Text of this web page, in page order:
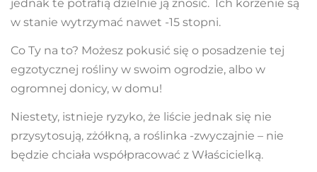
jednak te potrafią dzielnie ją znosić. Ich korzenie są
w stanie wytrzymać nawet -15 stopni.
Co Ty na to? Możesz pokusić się o posadzenie tej
egzotycznej rośliny w swoim ogrodzie, albo w
ogromnej donicy, w domu!
Niestety, istnieje ryzyko, że liście jednak się nie
przysytosują, zżółkną, a roślinka -zwyczajnie – nie
będzie chciała współpracować z Właścicielką.